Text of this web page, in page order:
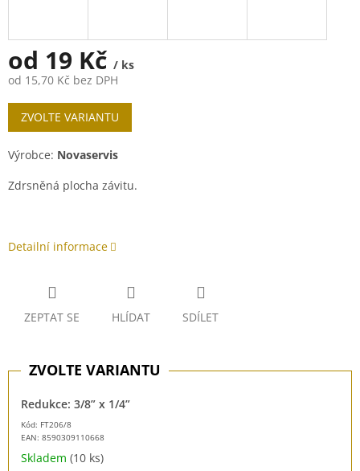
od 19 Kč / ks
od 15,70 Kč bez DPH
Měrná
cena:
ZVOLTE VARIANTU
Výrobce: Novaservis
Zdrsněná plocha závitu.
Detailní informace
ZEPTAT SE HLÍDAT SDÍLET
Kód: FT206/8
EAN: 8590309110668
Redukce: 3/8” x 1/4”
Skladem (10 ks)